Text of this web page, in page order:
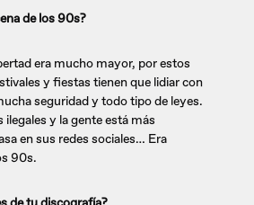
de los 90s?
era mucho mayor, por estos
y fiestas tienen que lidiar con
seguridad y todo tipo de leyes.
ilegales y la gente está más
en sus redes sociales… Era
90s.